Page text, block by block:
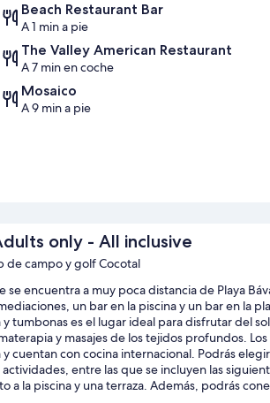
Beach Restaurant Bar
A 1 min a pie
The Valley American Restaurant
A 7 min en coche
Mosaico
A 9 min a pie
only - All inclusive
de campo y golf Cocotal
encuentra a muy poca distancia de Playa
un bar en la piscina y un bar en la
tumbonas es el lugar ideal para disfrutar del
y masajes de los tejidos profundos. Los
cuentan con cocina internacional. Podrás
entre las que se incluyen las
a la piscina y una terraza. Además, podrás